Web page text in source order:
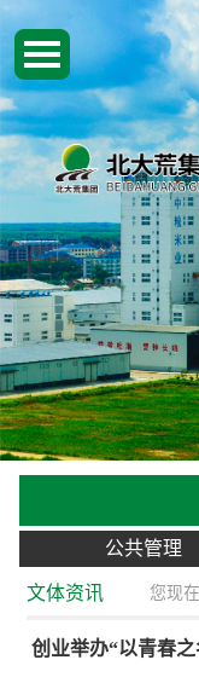
公共管理
文体资讯 您现
创业举办“以青春